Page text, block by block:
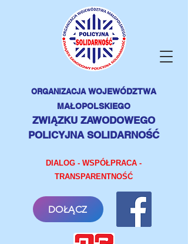
ORGANIZACJAWOJEWÓDZTWA
MAŁOPOLSKIEGO
ZWIĄZKU ZAWODOWEGO
POLICYJNA SOLIDARNOŚĆ
DIALOG - WSPÓŁPRACA -
TRANSPARENTNOŚĆ
DOŁĄCZ